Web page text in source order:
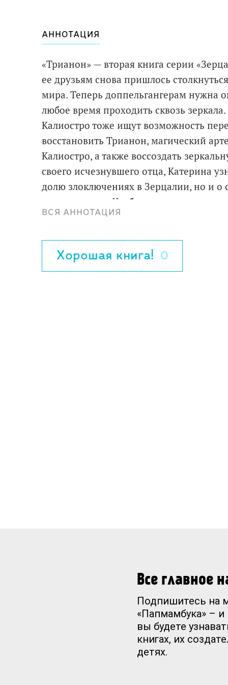
АННОТАЦИЯ
«Трианон» — вторая книга серии
ее друзьям снова пришлось
мира. Теперь доппельгангерам нужна
любое время проходить сквозь
Калиостро тоже ищут возможность
восстановить Трианон, магический
Калиостро, а также воссоздать
своего исчезнувшего отца, Катерина
долю злоключениях в Зерцалии, но и о
ее рождением. Чтобы узнать правду,
остекленевшего любимого, девушка
туда и ее друзей. Здесь их ждут
ВСЯ АННОТАЦИЯ
Хорошая книга! 0
Все главное
Подпишитесь на
«Папмамбука» –
вы будете
книгах, их
детях.